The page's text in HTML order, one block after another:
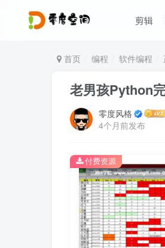
剪辑
首页 编程 软件编程
老男孩Python
零度风格
4个月前发布
付费资源